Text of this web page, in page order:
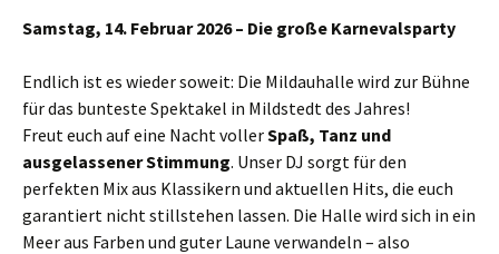
Samstag, 14. Februar 2026 – Die große Karnevalsparty
Endlich ist es wieder soweit: Die Mildauhalle wird zur Bühne
für das bunteste Spektakel in Mildstedt des Jahres!
Freut euch auf eine Nacht vollerSpaß, Tanz und
ausgelassener Stimmung. Unser DJ sorgt für den
perfekten Mix aus Klassikern und aktuellen Hits, die euch
garantiert nicht stillstehen lassen. Die Halle wird sich in ein
Meer aus Farben und guter Laune verwandeln – also